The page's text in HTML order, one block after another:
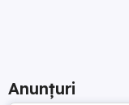
Anunțuri